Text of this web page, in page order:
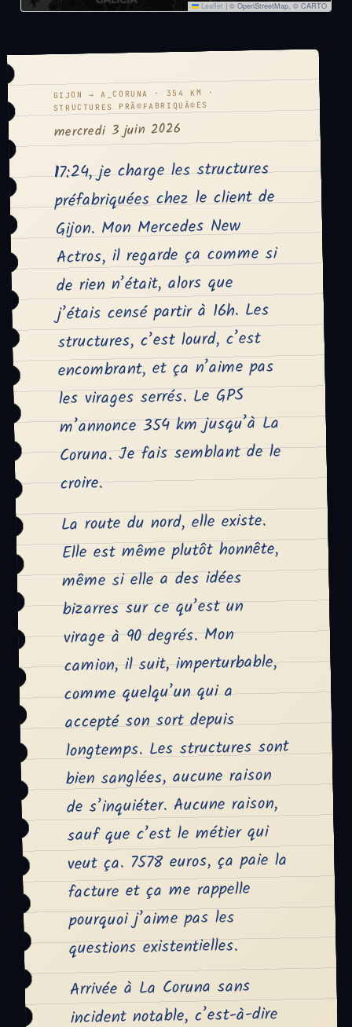
Leaflet | © OpenStreetMap, © CARTO
GIJON → A_CORUNA · 354 KM ·
STRUCTURES PRÃ©FABRIQUÃ©ES
mercredi 3 juin 2026
17:24, je charge les structures
préfabriquées chez le client de
Gijon. Mon Mercedes New
Actros, il regarde ça comme si
de rien n’était, alors que
j’étais censé partir à 16h. Les
structures, c’est lourd, c’est
encombrant, et ça n’aime pas
les virages serrés. Le GPS
m’annonce 354 km jusqu’à La
Coruna. Je fais semblant de le
croire.
La route du nord, elle existe.
Elle est même plutôt honnête,
même si elle a des idées
bizarres sur ce qu’est un
virage à 90 degrés. Mon
camion, il suit, imperturbable,
comme quelqu’un qui a
accepté son sort depuis
longtemps. Les structures sont
bien sanglées, aucune raison
de s’inquiéter. Aucune raison,
sauf que c’est le métier qui
veut ça. 7578 euros, ça paie la
facture et ça me rappelle
pourquoi j’aime pas les
questions existentielles.
Arrivée à La Coruna sans
incident notable, c’est-à-dire